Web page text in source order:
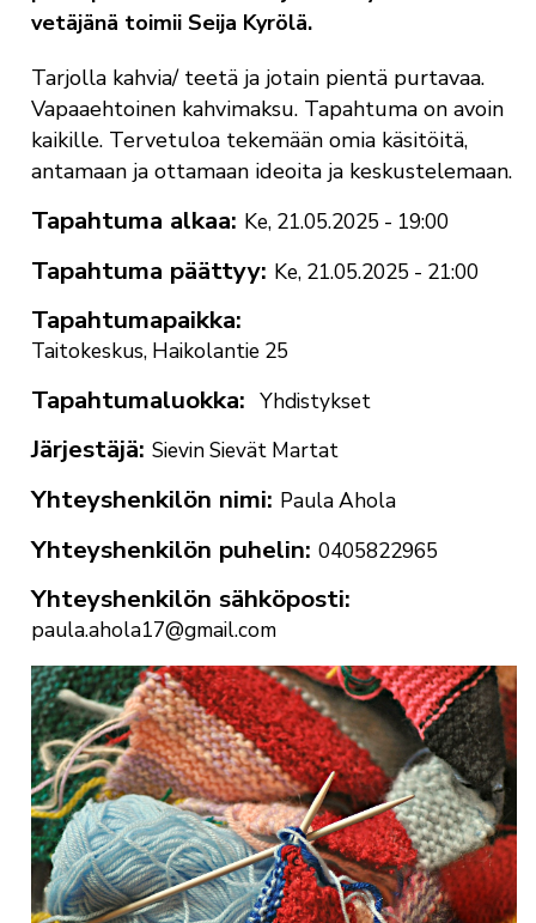
vetäjänä toimii Seija Kyrölä.
Tarjolla kahvia/ teetä ja jotain pientä purtavaa.
Vapaaehtoinen kahvimaksu. Tapahtuma on avoin
kaikille. Tervetuloa tekemään omia käsitöitä,
antamaan ja ottamaan ideoita ja keskustelemaan.
Tapahtuma alkaa Ke, 21.05.2025 - 19:00
Tapahtuma päättyy Ke, 21.05.2025 - 21:00
Tapahtumapaikka
Taitokeskus, Haikolantie 25
Tapahtumaluokka Yhdistykset
Järjestäjä Sievin Sievät Martat
Yhteyshenkilön nimi Paula Ahola
Yhteyshenkilön puhelin 0405822965
Yhteyshenkilön sähköposti
paula.ahola17@gmail.com